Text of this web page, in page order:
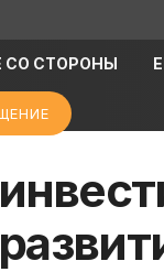
СО СТОРОНЫ